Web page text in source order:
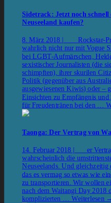
Sidetrack: Jetzt noch schnell
Neuseeland kaufen?
8. März 2018 | Rockstar-
wahrlich nicht nur mit Vogue
bei LGBT-Aufmärschen,
sexistischer Journalisten (die
schimpften), ihrer skurilen
Politik (gegenüber aus
ausgewiesenen Kiwis) oder –
Einsichten zu Empfängnis und
für Freudentränen bei den …
Taonga: Der Vertrag von
14. Februar 2018 | er
wahrscheinlich die
Neuseelands. Und
das es vermag so etwas wie
zu transportieren. Wir wollen
nach dem Waitangi Day 2018
komplizierten … Weiterlesen →